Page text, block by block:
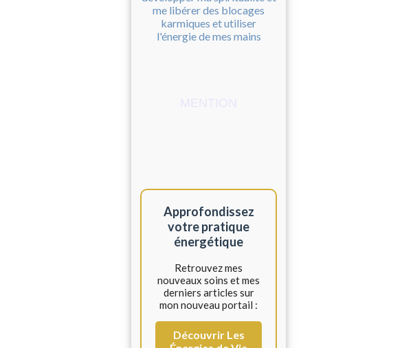
Approfondissez
votre pratique
énergétique
Retrouvez mes
nouveaux soins et mes
derniers articles sur
mon nouveau portail :
Découvrir Les